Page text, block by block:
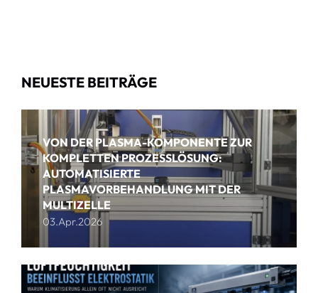
NEUESTE BEITRÄGE
VON DER PLASMA-KOMPONENTE ZUR
KOMPLETTEN PROZESSLÖSUNG:
AUTOMATISIERTE
PLASMAVORBEHANDLUNG MIT DER
MULTIZELLE
03.Apr.2026